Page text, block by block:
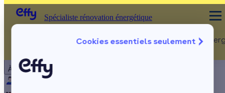
Cookies essentiels seulement
À propos
Spécialiste rénovation énergétique Rénovation
Spécialiste rénovation énergétique